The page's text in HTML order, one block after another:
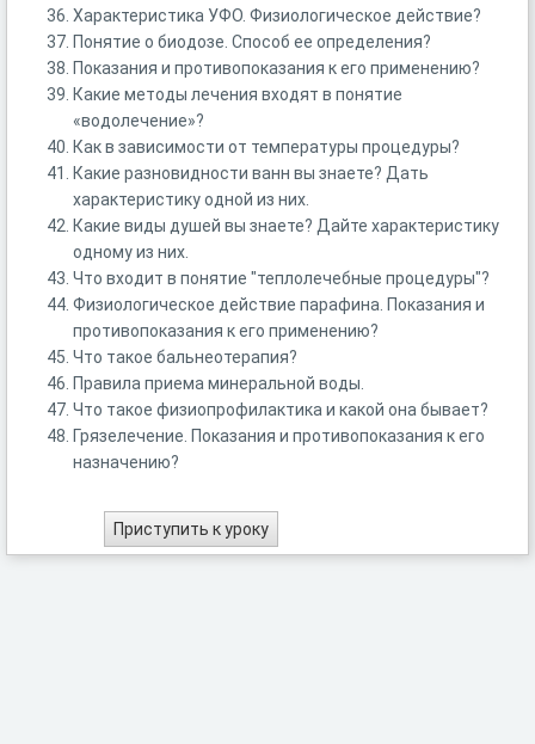
Характеристика УФО. Физиологическое действие?
Понятие о биодозе. Способ ее определения?
Показания и противопоказания к его применению?
Какие методы лечения входят в понятие
«водолечение»?
Как в зависимости от температуры процедуры?
Какие разновидности ванн вы знаете? Дать
характеристику одной из них.
Какие виды душей вы знаете? Дайте характеристику
одному из них.
Что входит в понятие "теплолечебные процедуры"?
Физиологическое действие парафина. Показания и
противопоказания к его применению?
Что такое бальнеотерапия?
Правила приема минеральной воды.
Что такое физиопрофилактика и какой она бывает?
Грязелечение. Показания и противопоказания к его
назначению?